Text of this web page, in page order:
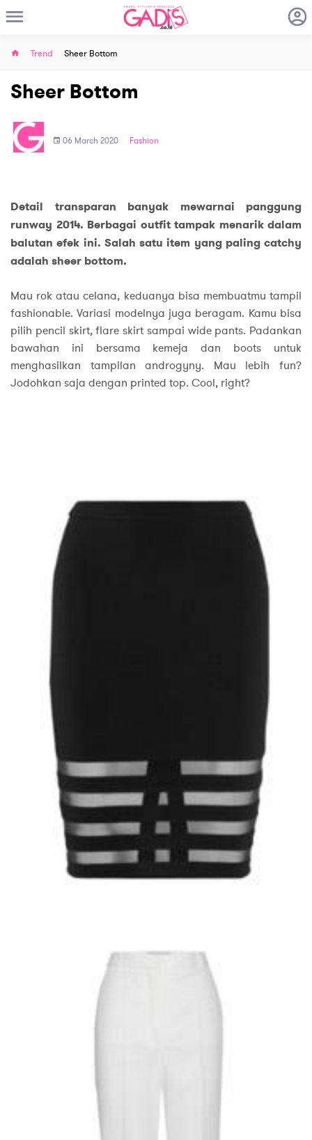
Trend Sheer Bottom
Sheer Bottom
06 March 2020 Fashion
Detail transparan banyak mewarnai panggung
runway 2014. Berbagai outfit tampak menarik dalam
balutan efek ini. Salah satu item yang paling catchy
adalah sheer bottom.
Mau rok atau celana, keduanya bisa membuatmu tampil
fashionable. Variasi modelnya juga beragam. Kamu bisa
pilih pencil skirt, flare skirt sampai wide pants. Padankan
bawahan ini bersama kemeja dan boots untuk
menghasilkan tampilan androgyny. Mau lebih fun?
Jodohkan saja dengan printed top. Cool, right?